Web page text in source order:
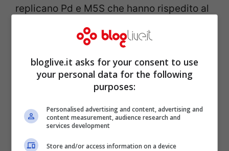
replicano Pd e M5S che hanno rispedito al
mittente anche la lettera aperta che il
Cavaliere ha loro indirizzato, con cui
invitava i colleghi senatori a salvarlo.
bloglive.it asks for your consent to use
your personal data for the following
purposes:
Personalised advertising and content, advertising and
content measurement, audience research and
services development
Store and/or access information on a device